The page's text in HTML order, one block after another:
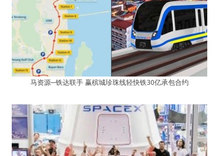
马资源─铁达联手 赢槟城珍珠线轻快铁30亿承包合约